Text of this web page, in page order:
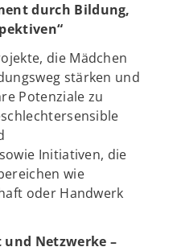
durch Bildung,
die Mädchen
stärken und
Potenziale zu
Initiativen, die
wie
oder Handwerk
Netzwerke –